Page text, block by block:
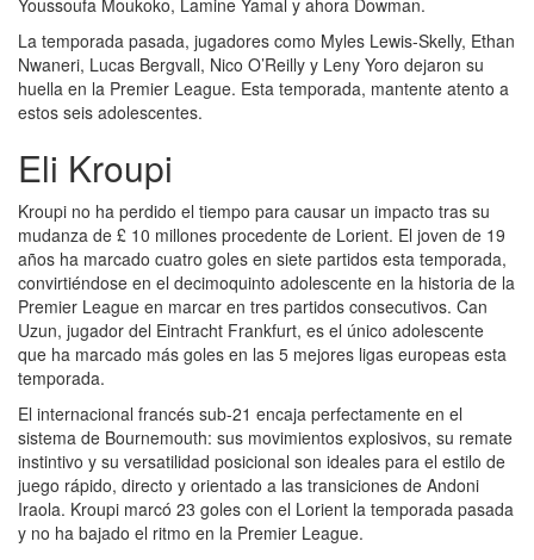
La temporada pasada, jugadores como Myles Lewis-Skelly, Ethan
Nwaneri, Lucas Bergvall, Nico O’Reilly y Leny Yoro dejaron su
huella en la Premier League. Esta temporada, mantente atento a
estos seis adolescentes.
Eli Kroupi
Kroupi no ha perdido el tiempo para causar un impacto tras su
mudanza de £ 10 millones procedente de Lorient. El joven de 19
años ha marcado cuatro goles en siete partidos esta temporada,
convirtiéndose en el decimoquinto adolescente en la historia de la
Premier League en marcar en tres partidos consecutivos. Can
Uzun, jugador del Eintracht Frankfurt, es el único adolescente
que ha marcado más goles en las 5 mejores ligas europeas esta
temporada.
El internacional francés sub-21 encaja perfectamente en el
sistema de Bournemouth: sus movimientos explosivos, su remate
instintivo y su versatilidad posicional son ideales para el estilo de
juego rápido, directo y orientado a las transiciones de Andoni
Iraola. Kroupi marcó 23 goles con el Lorient la temporada pasada
y no ha bajado el ritmo en la Premier League.